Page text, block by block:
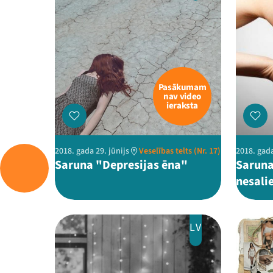
Pasākumam
nav video
ieraksta
2018. gada 29. jūnijs Veselības telts (Nr. 17)
Saruna "Depresijas ēna"
2018.
LV